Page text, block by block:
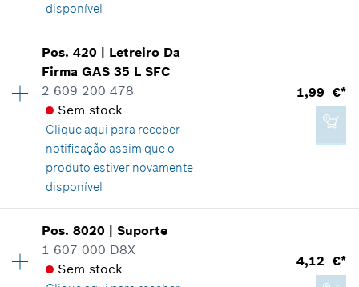
5,62 €*
*Recomendação de preço não vinculativa do
fabricante incluindo IVA
Adicionar ao carrinho das compras
disponível
Disponibilidade 1
Grupo de preço:21
Informações de peças sobressalentes
Comprovante de aplicação
Indicar na apresentação
6,96 €*
*Recomendação de preço não vinculativa do
fabricante incluindo IVA
Pos.420 | Letreiro Da
Firma GAS 35 L SFC
2 609 200 478
Sem stock
Clique aqui para receber
notificação assim que o
produto estiver novamente
disponível
1,99 €*
Grupo de preço:13
Informações de peças sobressalentes
Pos.8020 |Suporte
1 607 000 D8X
Sem stock
4,12 €*